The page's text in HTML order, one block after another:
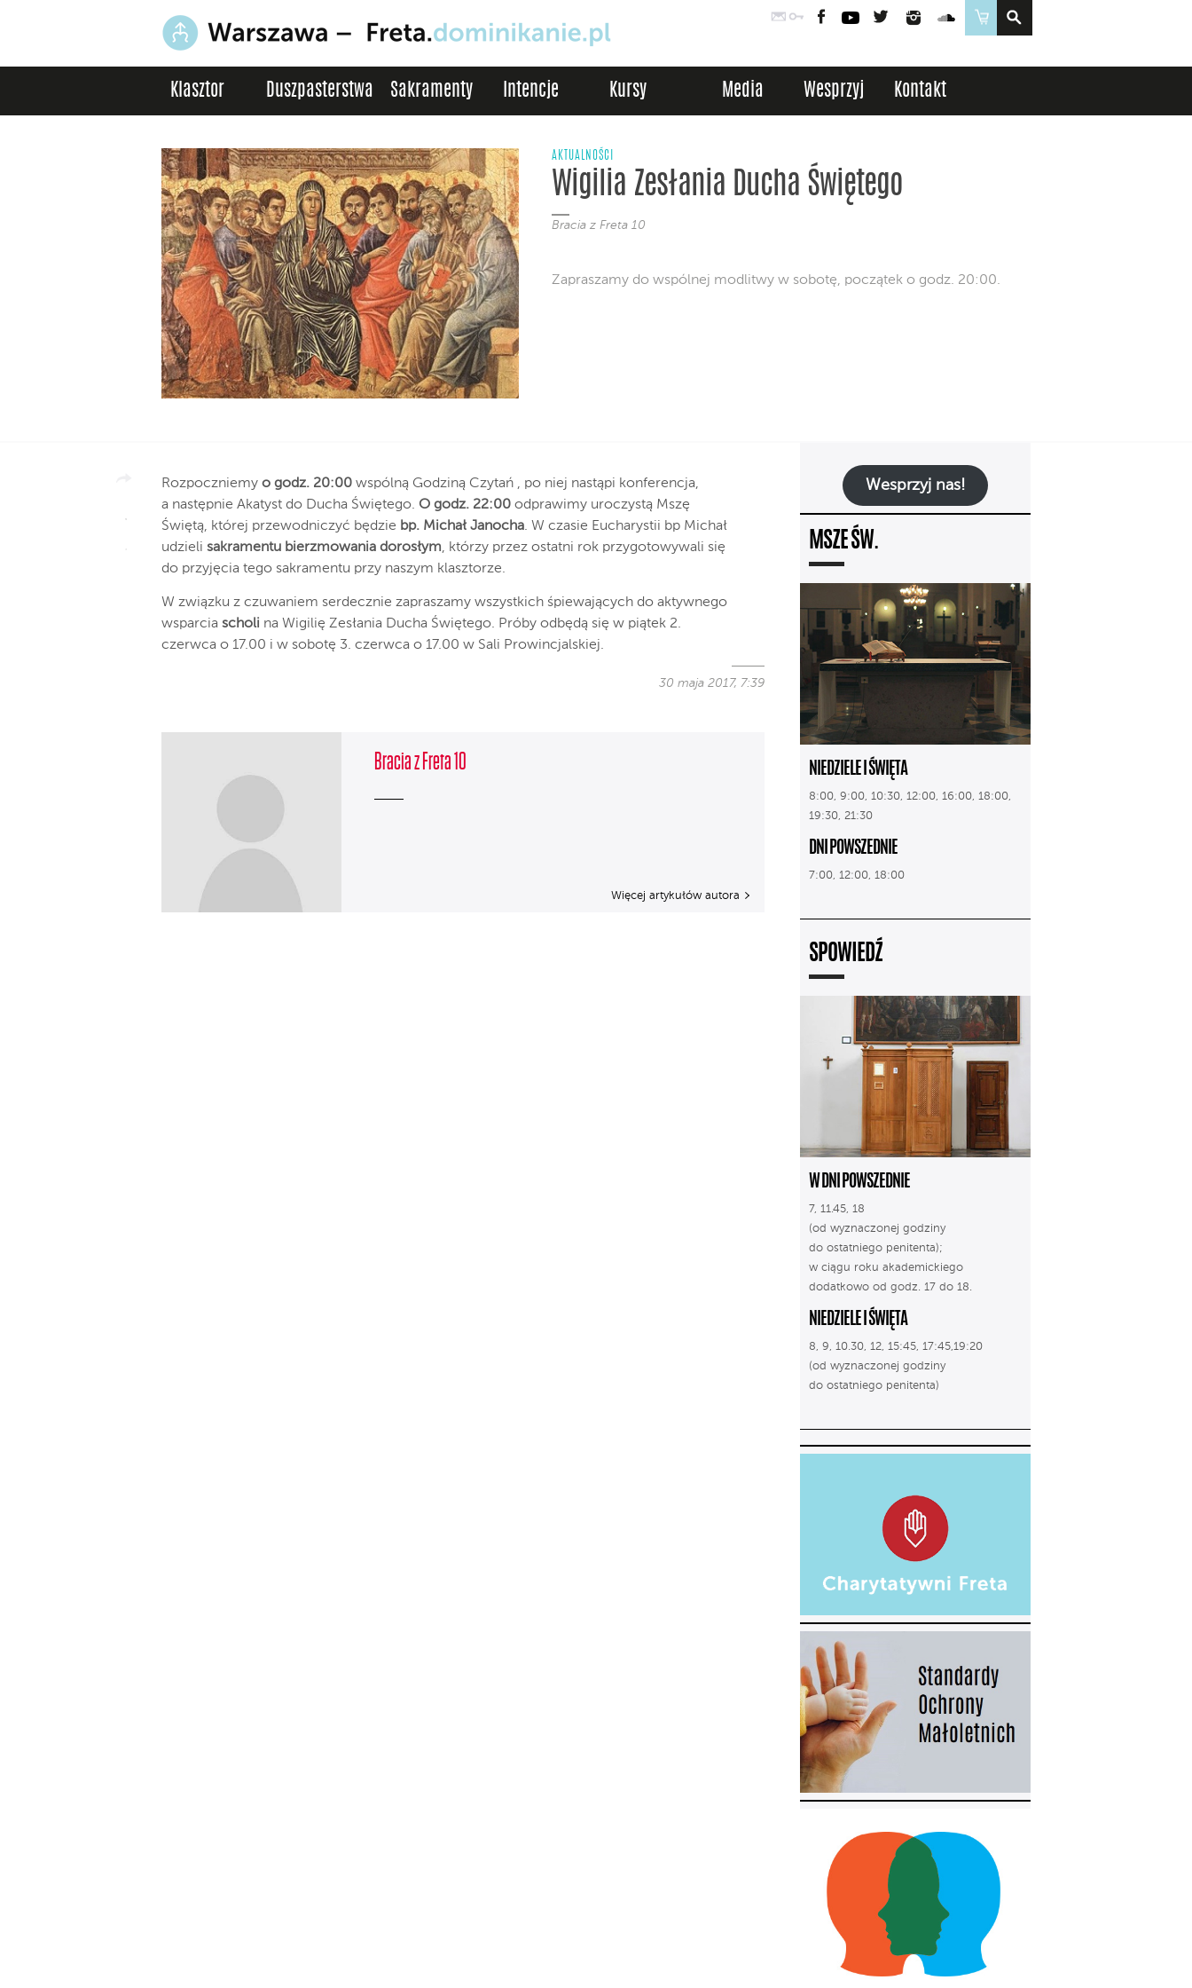
PocztaLogowanie
FacebookYouTubeTwitter InstagramSoundCloud
Sklep
Klasztor Duszpasterstwa Sakramenty Intencje Kursy Media Wesprzyj Kontakt
AKTUALNOŚCI
Wigilia Zesłania Ducha Świętego
Bracia z Freta 10
Zapraszamy do wspólnej modlitwy w sobotę, początek o godz. 20:00.
Rozpoczniemy o godz. 20:00 wspólną Godziną Czytań , po niej nastąpi konferencja,
a następnie Akatyst do Ducha Świętego. O godz. 22:00 odprawimy uroczystą Mszę
Świętą, której przewodniczyć będzie bp. Michał Janocha. W czasie Eucharystii bp Michał
udzieli sakramentu bierzmowania dorosłym, którzy przez ostatni rok przygotowywali się
do przyjęcia tego sakramentu przy naszym klasztorze.
W związku z czuwaniem serdecznie zapraszamy wszystkich śpiewających do aktywnego
wsparcia scholi na Wigilię Zesłania Ducha Świętego. Próby odbędą się w piątek 2.
czerwca o 17.00 i w sobotę 3. czerwca o 17.00 w Sali Prowincjalskiej.
30 maja 2017, 7:39
Bracia z Freta 10
Więcej artykułów autora
Wesprzyj nas!
MSZE ŚW.
NIEDZIELE I ŚWIĘTA
8:00, 9:00, 10:30, 12:00, 16:00, 18:00,
19:30, 21:30
DNI POWSZEDNIE
7:00, 12:00, 18:00
SPOWIEDŹ
W DNI POWSZEDNIE
7, 11.45, 18
(od wyznaczonej godziny
do ostatniego penitenta);
w ciągu roku akademickiego
dodatkowo od godz. 17 do 18.
NIEDZIELE I ŚWIĘTA
8, 9, 10.30, 12, 15:45, 17:45,19:20
(od wyznaczonej godziny
do ostatniego penitenta)